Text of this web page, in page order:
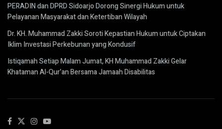
PERADIN dan DPRD Sidoarjo Dorong Sinergi Hukum untuk
Pelayanan Masyarakat dan Ketertiban Wilayah
Dr. KH. Muhammad Zakki Soroti Kepastian Hukum untuk Ciptakan
Iklim Investasi Perkebunan yang Kondusif
Istiqamah Setiap Malam Jumat, KH Muhammad Zakki Gelar
Khataman Al-Qur’an Bersama Jamaah Disabilitas